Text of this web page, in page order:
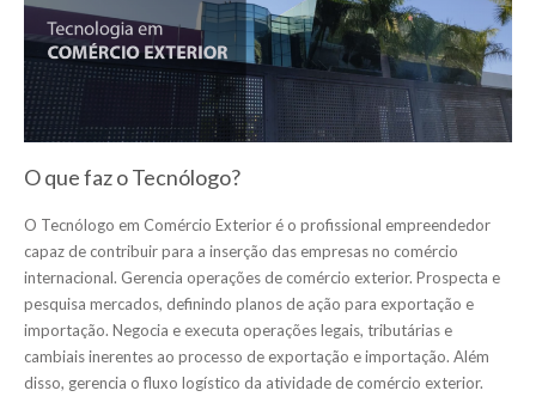
O que faz o Tecnólogo?
O Tecnólogo em Comércio Exterior é o profissional empreendedor
capaz de contribuir para a inserção das empresas no comércio
internacional. Gerencia operações de comércio exterior. Prospecta e
pesquisa mercados, definindo planos de ação para exportação e
importação. Negocia e executa operações legais, tributárias e
cambiais inerentes ao processo de exportação e importação. Além
disso, gerencia o fluxo logístico da atividade de comércio exterior.